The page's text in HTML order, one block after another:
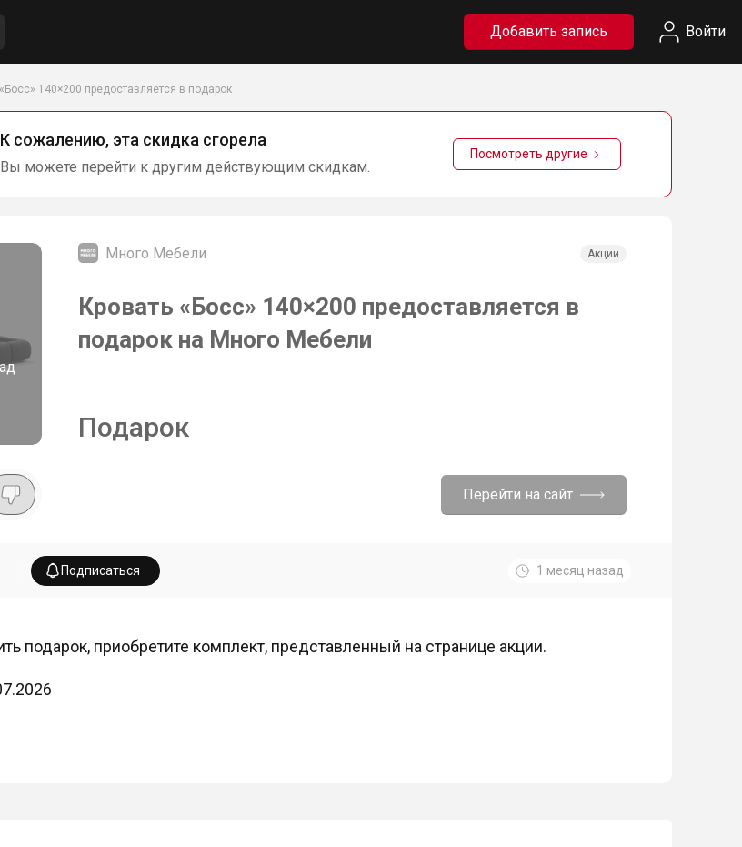
Добавить запись Войти
140×200 предоставляется в подарок
К сожалению, эта скидка сгорела
Вы можете перейти к другим действующим скидкам.
Посмотреть другие
Много Мебели Акции
Кровать «Босс» 140×200 предоставляется в
подарок на Много Мебели
Подарок
Перейти на сайт
Подписаться 1 месяц назад
подарок, приобретите комплект, представленный на странице акции.